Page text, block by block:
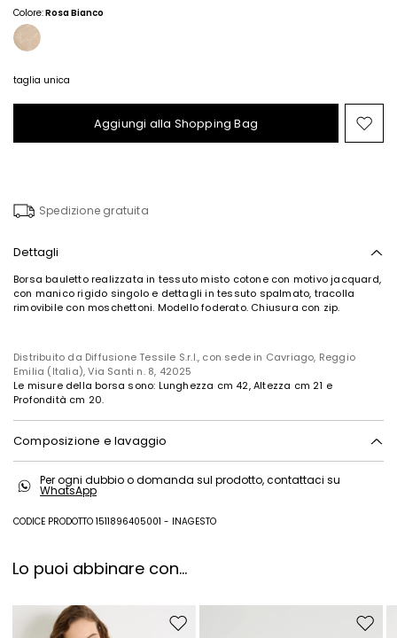
69,00
48,00
Colore:Rosa Bianco
taglia unica
Aggiungi alla Shopping Bag
Spedizione gratuita
Dettagli
Borsa bauletto realizzata in tessuto misto cotone con motivo jacquard,
con manico rigido singolo e dettagli in tessuto spalmato, tracolla
rimovibile con moschettoni. Modello foderato. Chiusura con zip.
Distribuito da Diffusione Tessile S.r.l., con sede in Cavriago, Reggio
Emilia (Italia), Via Santi n. 8, 42025
Le misure della borsa sono: Lunghezza cm 42, Altezza cm 21 e
Profondità cm 20.
Composizione e lavaggio
ricoprente 100% poliuretano; altre parti 100% poliestere; con particolari
in 100% cotone; altre parti metallo.
Per ogni dubbio o domanda sul prodotto, contattaci su
WhatsApp
CODICE PRODOTTO 1511896405001 - INAGESTO
Lo puoi abbinare con...
Sposta nella wishlist